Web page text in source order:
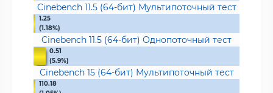
Cinebench 11.5 (64-бит) Мультипоточный тест
1.25
(1.18%)
Cinebench 11.5 (64-бит) Однопоточный тест
0.51
(5.9%)
Cinebench 15 (64-бит) Мультипоточный тест
110.18